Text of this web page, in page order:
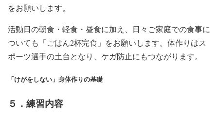
をお願いします。
活動日の朝食・軽食・昼食に加え、日々ご家庭での食事に
ついても「ごはん2杯完食」をお願いします。体作りはス
ポーツ選手の土台となり、ケガ防止にもつながります。
「けがをしない」身体作りの基礎
５．練習内容